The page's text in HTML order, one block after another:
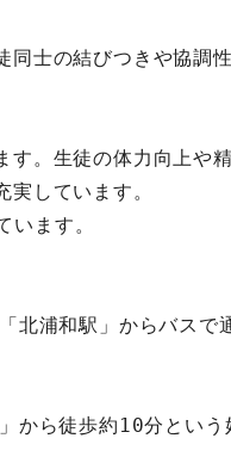
士の結びつきや協調
。生徒の体力向上や
しています。
ます。
浦和駅」からバスで
ら徒歩約10分という